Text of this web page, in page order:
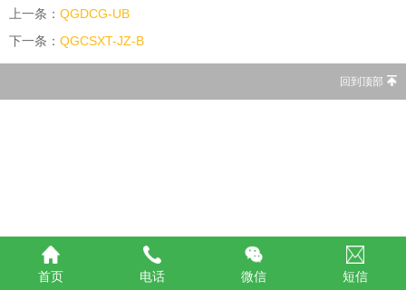
上一条： QGDCG-UB
下一条： QGCSXT-JZ-B
回到顶部
首页 电话 微信 短信